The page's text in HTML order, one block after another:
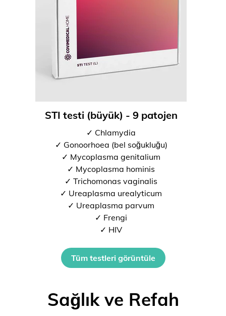
STI testi (büyük) - 9 patojen
✓ Chlamydia
✓ Gonoorhoea (bel soğukluğu)
✓ Mycoplasma genitalium
✓ Mycoplasma hominis
✓ Trichomonas vaginalis
✓ Ureaplasma urealyticum
✓ Ureaplasma parvum
✓ Frengi
✓ HIV
Tüm testleri görüntüle
Sağlık ve Refah